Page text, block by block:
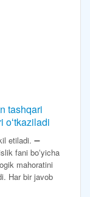
tashqari
oʻtkaziladi
etiladi. ➖
fani boʻyicha
mahoratini
Har bir javob